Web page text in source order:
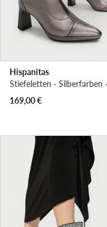
Hispanitas
169,00€